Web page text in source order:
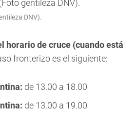
DNV).
horario de cruce (cuando está
fronterizo es el siguiente:
de 13.00 a 18.00
de 13.00 a 19.00